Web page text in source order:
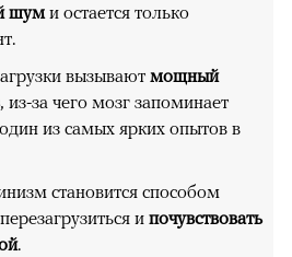
шуми остается только
вызывают мощный
, из-за чего мозг запоминает
из самых ярких опытов в
становится способом
и почувствовать
.